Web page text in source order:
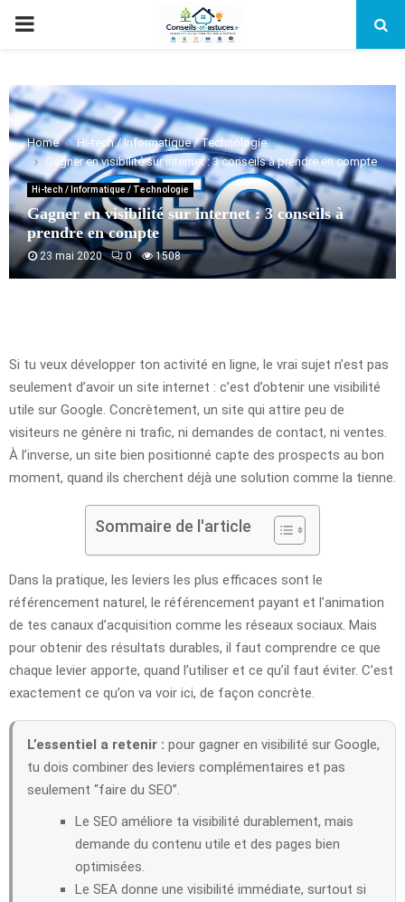
PRIMARY
Home
Hi-tech / Informatique / Technologie
Gagner en visibilité sur internet : 3 conseils à prendre en compte
Hi-tech / Informatique / Technologie
Gagner en visibilité sur internet : 3 conseils à
prendre en compte
23 mai 2020 0 1508
Si tu veux développer ton activité en ligne, le vrai sujet n’est pas
seulement d’avoir un site internet : c’est d’obtenir une visibilité
utile sur Google. Concrètement, un site qui attire peu de
visiteurs ne génère ni trafic, ni demandes de contact, ni ventes.
À l’inverse, un site bien positionné capte des prospects au bon
moment, quand ils cherchent déjà une solution comme la tienne.
Sommaire de l'article
Dans la pratique, les leviers les plus efficaces sont le
référencement naturel, le référencement payant et l’animation
de tes canaux d’acquisition comme les réseaux sociaux. Mais
pour obtenir des résultats durables, il faut comprendre ce que
chaque levier apporte, quand l’utiliser et ce qu’il faut éviter. C’est
exactement ce qu’on va voir ici, de façon concrète.
L’essentiel a retenir : pour gagner en visibilité sur Google,
tu dois combiner des leviers complémentaires et pas
seulement “faire du SEO”.
Le SEO améliore ta visibilité durablement, mais
demande du contenu utile et des pages bien
optimisées.
Le SEA donne une visibilité immédiate, surtout si